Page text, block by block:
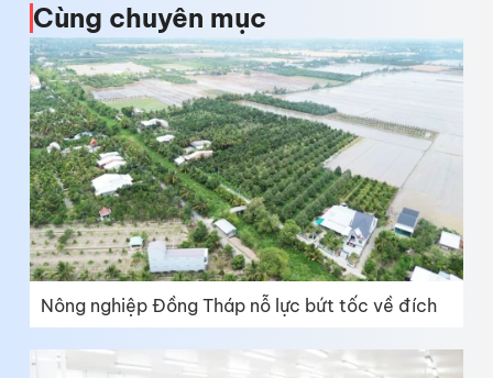
máy nghiền bột siêu mịninox 304
Tấmphíp bakelitesỉ lẻ TPHCM
máy dán nhãn
Mita F&B Solutions
Chuyênmotor cổng lùa
Hệ thống giữ xe thông minhgiá rẻ
Cùng chuyên mục
Nông nghiệp Đồng Tháp nỗ lực bứt tốc về đích